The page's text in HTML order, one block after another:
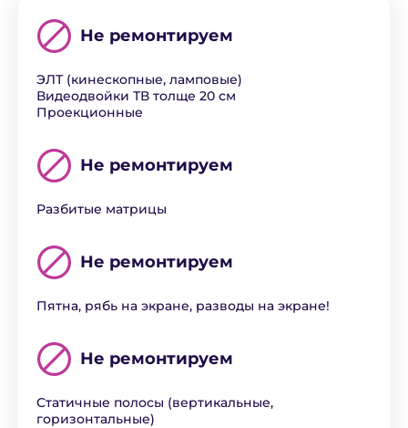
Не ремонтируем
ЭЛТ (кинескопные, ламповые)
Видеодвойки ТВ толще 20 см
Проекционные
Не ремонтируем
Разбитые матрицы
Не ремонтируем
Пятна, рябь на экране, разводы на экране!
Не ремонтируем
Статичные полосы (вертикальные,
горизонтальные)